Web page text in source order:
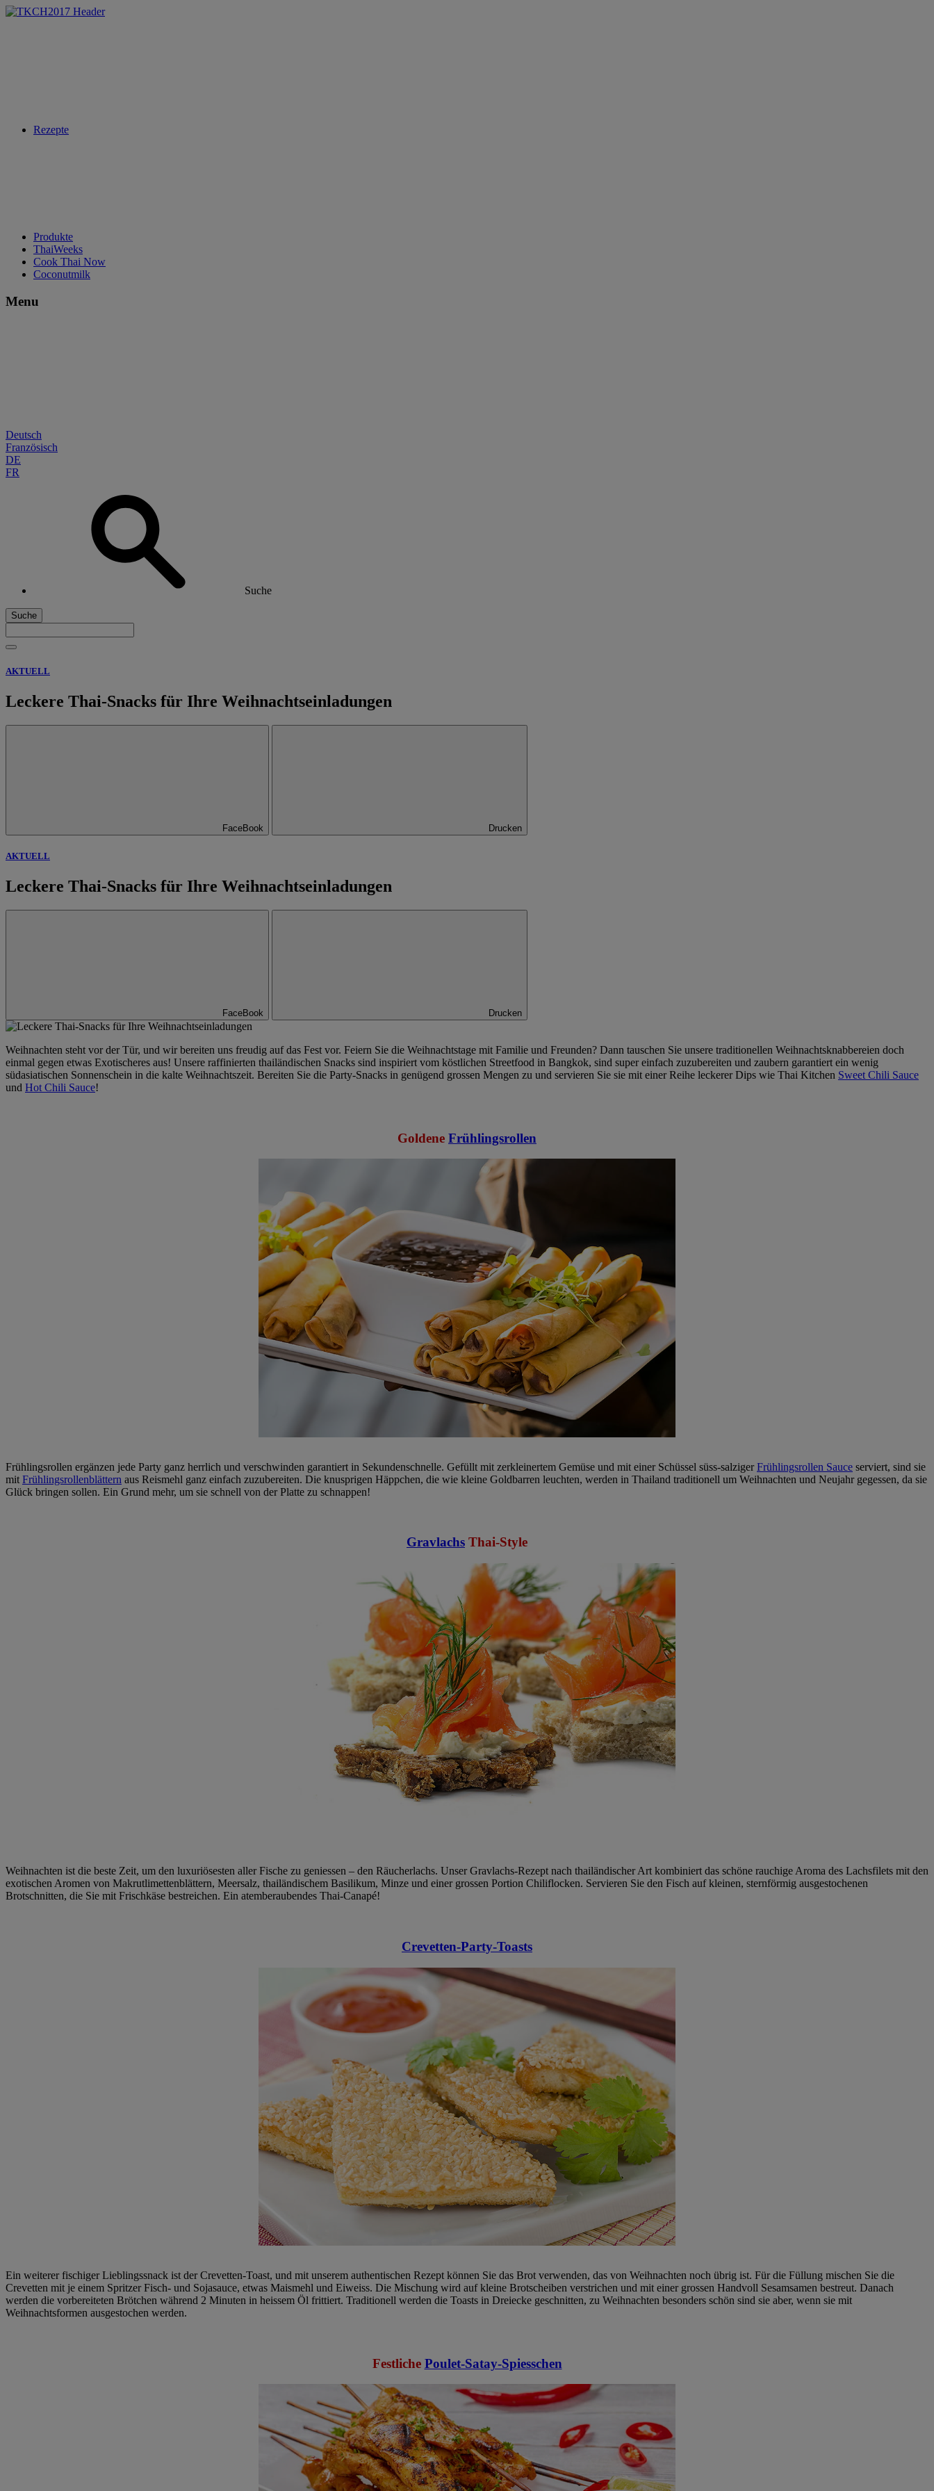
Rezepte
Produkte
ThaiWeeks
Cook Thai Now
Coconutmilk
Menu
Deutsch
Französisch
DE
FR
Suche
Suche
AKTUELL
Leckere Thai-Snacks für Ihre Weihnachtseinladungen
FaceBook Drucken
AKTUELL
Leckere Thai-Snacks für Ihre Weihnachtseinladungen
FaceBook Drucken
Weihnachten steht vor der Tür, und wir bereiten uns freudig auf das Fest vor. Feiern Sie die Weihnachtstage mit Familie und Freunden? Dann tauschen Sie unsere traditionellen Weihnachtsknabbereien doch
einmal gegen etwas Exotischeres aus! Unsere raffinierten thailändischen Snacks sind inspiriert vom köstlichen Streetfood in Bangkok, sind super einfach zuzubereiten und zaubern garantiert ein wenig
südasiatischen Sonnenschein in die kalte Weihnachtszeit. Bereiten Sie die Party-Snacks in genügend grossen Mengen zu und servieren Sie sie mit einer Reihe leckerer Dips wie Thai Kitchen Sweet Chili Sauce
und Hot Chili Sauce!
Goldene Frühlingsrollen
Frühlingsrollen ergänzen jede Party ganz herrlich und verschwinden garantiert in Sekundenschnelle. Gefüllt mit zerkleinertem Gemüse und mit einer Schüssel süss-salzigerFrühlingsrollen Sauce serviert, sind sie
mit Frühlingsrollenblättern aus Reismehl ganz einfach zuzubereiten. Die knusprigen Häppchen, die wie kleine Goldbarren leuchten, werden in Thailand traditionell um Weihnachten und Neujahr gegessen, da sie
Glück bringen sollen. Ein Grund mehr, um sie schnell von der Platte zu schnappen!
Gravlachs Thai-Style
Weihnachten ist die beste Zeit, um den luxuriösesten aller Fische zu geniessen – den Räucherlachs. Unser Gravlachs-Rezept nach thailändischer Art kombiniert das schöne rauchige Aroma des Lachsfilets mit den
exotischen Aromen von Makrutlimettenblättern, Meersalz, thailändischem Basilikum, Minze und einer grossen Portion Chiliflocken. Servieren Sie den Fisch auf kleinen, sternförmig ausgestochenen
Brotschnitten, die Sie mit Frischkäse bestreichen. Ein atemberaubendes Thai-Canapé!
Crevetten-Party-Toasts
Ein weiterer fischiger Lieblingssnack ist der Crevetten-Toast, und mit unserem authentischen Rezept können Sie das Brot verwenden, das von Weihnachten noch übrig ist. Für die Füllung mischen Sie die
Crevetten mit je einem Spritzer Fisch- und Sojasauce, etwas Maismehl und Eiweiss. Die Mischung wird auf kleine Brotscheiben verstrichen und mit einer grossen Handvoll Sesamsamen bestreut. Danach
werden die vorbereiteten Brötchen während 2 Minuten in heissem Öl frittiert. Traditionell werden die Toasts in Dreiecke geschnitten, zu Weihnachten besonders schön sind sie aber, wenn sie mit
Weihnachtsformen ausgestochen werden.
Festliche Poulet-Satay-Spiesschen